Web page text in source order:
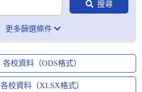
更多篩選條件
各校資料（ODS格式）
各校資料（XLSX格式）